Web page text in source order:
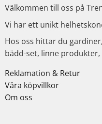
Välkommen till oss på
Vi har ett unikt
Hos oss hittar du
bädd-set, linne
Reklamation & Retur
Våra köpvillkor
Om oss